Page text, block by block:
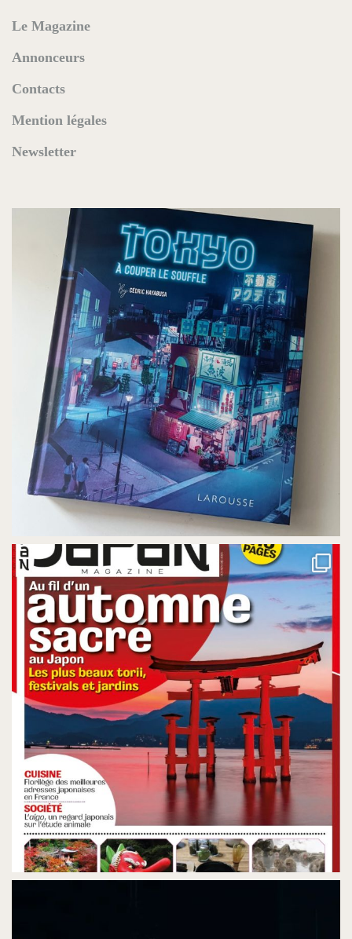
Le Magazine
Annonceurs
Contacts
Mention légales
Newsletter